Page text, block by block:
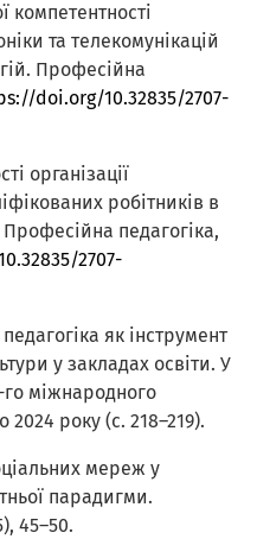
та телекомунікацій
Професійна
doi.org/10.32835/2707-
організації
робітників в
педагогіка,
2707-
як інструмент
у закладах освіти. У
міжнародного
року (с. 218–219).
мереж у
парадигми.
45–50.